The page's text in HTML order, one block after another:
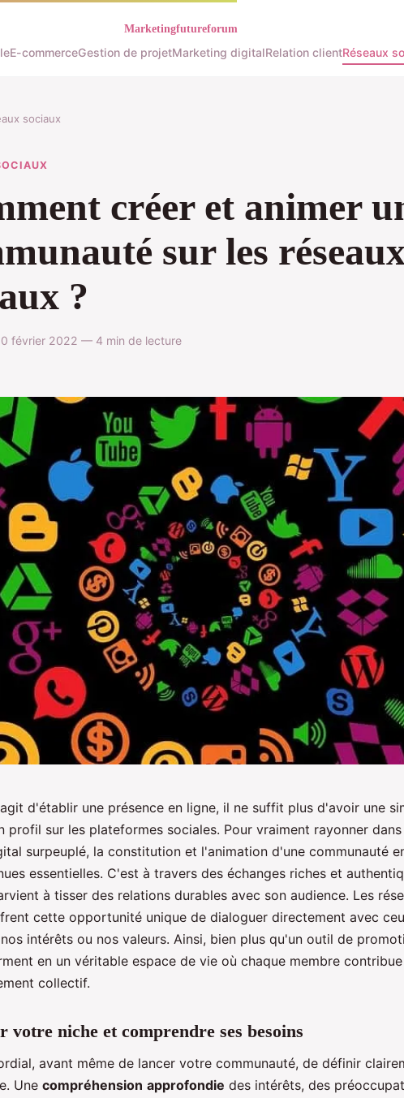
E-commerceGestion de projetMarketing digitalRelation clientRéseaux
sociaux
créer et animer
sur les
?
février 2022 — 4 min de lecture
d'établir une présence en ligne, il ne suffit plus d'avoir une
profil sur les plateformes sociales. Pour vraiment rayonner
surpeuplé, la constitution et l'animation d'une communauté
essentielles. C'est à travers des échanges riches et
à tisser des relations durables avec son audience. Les
cette opportunité unique de dialoguer directement avec
intérêts ou nos valeurs. Ainsi, bien plus qu'un outil de
en un véritable espace de vie où chaque membre
collectif.
votre niche et comprendre ses besoins
avant même de lancer votre communauté, de définir
Une compréhension approfondie des intérêts, des